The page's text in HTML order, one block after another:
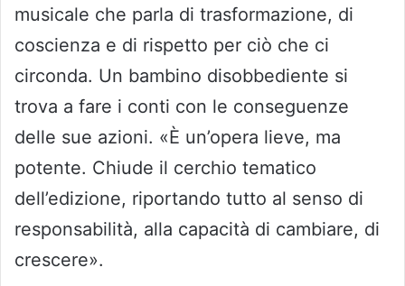
musicale che parla di trasformazione, di
coscienza e di rispetto per ciò che ci
circonda. Un bambino disobbediente si
trova a fare i conti con le conseguenze
delle sue azioni. «È un’opera lieve, ma
potente. Chiude il cerchio tematico
dell’edizione, riportando tutto al senso di
responsabilità, alla capacità di cambiare, di
crescere».